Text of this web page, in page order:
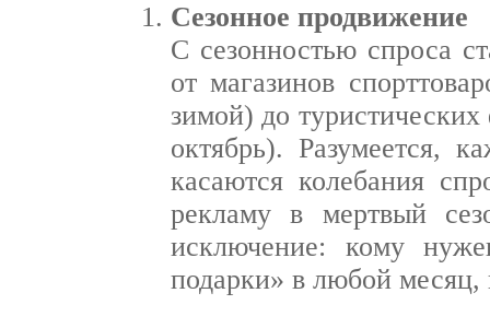
Сезонное продвижение
С сезонностью спроса
от магазинов
зимой) до
октябрь). Разумеется,
касаются колебания
рекламу в мертвый
исключение: кому
подарки» в любой месяц,